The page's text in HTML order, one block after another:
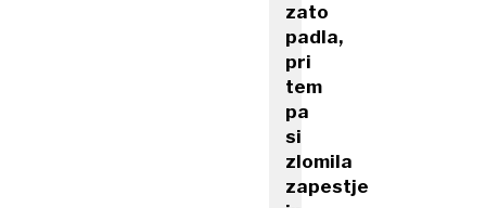
zato
padla,
pri
tem
pa
si
zlomila
zapestje